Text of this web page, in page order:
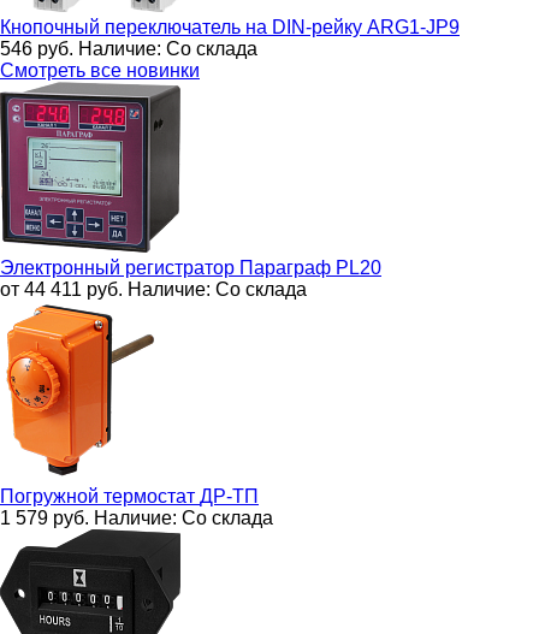
Кнопочный переключатель на DIN-рейку ARG1-JP9
546 руб. Наличие: Со склада
Смотреть все новинки
Электронный регистратор Параграф PL20
от 44 411 руб. Наличие: Со склада
Погружной термостат ДР-ТП
1 579 руб. Наличие: Со склада